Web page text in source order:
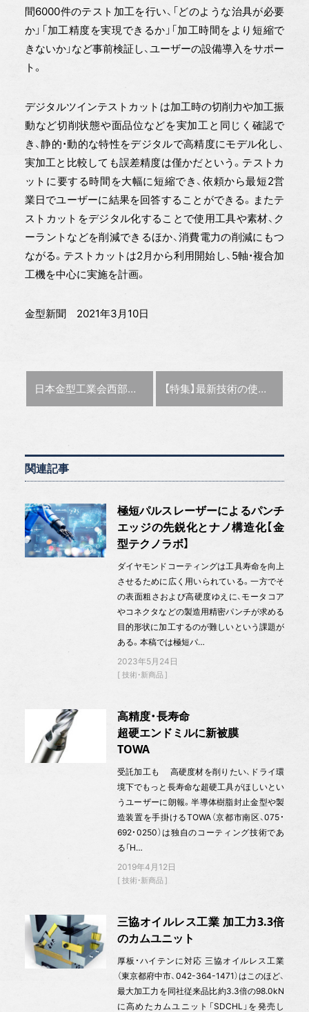
間6000件のテスト加工を行い、「どのような治具が必要
か」「加工精度を実現できるか」「加工時間をより短縮で
きないか」など事前検証し、ユーザーの設備導入をサポー
ト。
デジタルツインテストカットは加工時の切削力や加工振
動など切削状態や面品位などを実加工と同じく確認で
き、静的・動的な特性をデジタルで高精度にモデル化し、
実加工と比較しても誤差精度は僅かだという。テストカ
ットに要する時間を大幅に短縮でき、依頼から最短2営
業日でユーザーに結果を回答することができる。またテ
ストカットをデジタル化することで使用工具や素材、ク
ーラントなどを削減できるほか、消費電力の削減にもつ
ながる。テストカットは2月から利用開始し、5軸・複合加
工機を中心に実施を計画。
金型新聞 2021年3月10日
前の記事 :
日本金型工業会西部支部 3月16日オンラインで金型関連技術発表講演会 次の記事 :
【特集】最新技術の使いこなし術
関連記事
極短パルスレーザーによるパンチ
エッジの先鋭化とナノ構造化【金
型テクノラボ】
ダイヤモンドコーティングは工具寿命を向上
させるために広く用いられている。一方でそ
の表面粗さおよび高硬度ゆえに、モータコア
やコネクタなどの製造用精密パンチが求める
目的形状に加工するのが難しいという課題が
ある。本稿では極短パ…
2023年5月24日
技術・新商品
高精度・長寿命
超硬エンドミルに新被膜
TOWA
受託加工も 高硬度材を削りたい、ドライ環
境下でもっと長寿命な超硬工具がほしいとい
うユーザーに朗報。半導体樹脂封止金型や製
造装置を手掛けるTOWA（京都市南区、075・
692・0250）は独自のコーティング技術であ
る「H…
2019年4月12日
技術・新商品
三協オイルレス工業 加工力3.3倍
のカムユニット
厚板・ハイテンに対応 三協オイルレス工業
（東京都府中市、042-364-1471）はこのほど、
最大加工力を同社従来品比約3.3倍の98.0kN
に高めたカムユニット「SDCHL」を発売し